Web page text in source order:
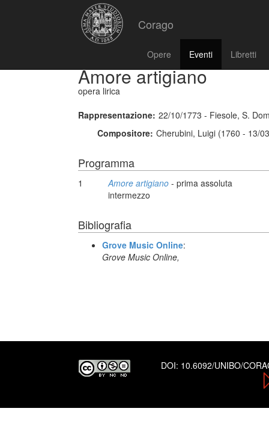
Corago
Opere Eventi Libretti
Amore artigiano
opera lirica
Rappresentazione: 22/10/1773 - Fiesole, S.
Compositore: Cherubini, Luigi (1760 - 13/
Programma
1 Amore artigiano - prima assoluta
intermezzo
Bibliografia
Grove Music Online:
Grove Music Online,
DOI: 10.6092/UNIBO/